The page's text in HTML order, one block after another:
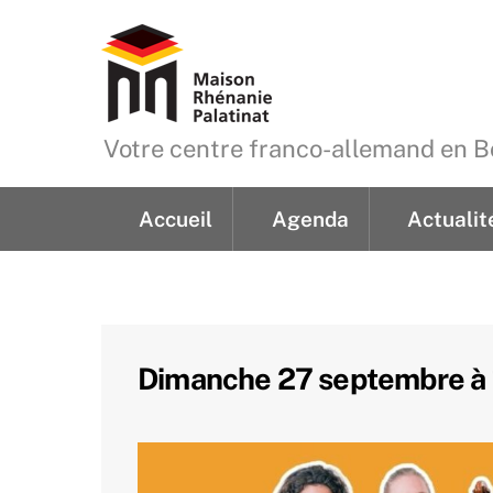
Votre centre franco-allemand en
Accueil Agenda
Dimanche 27 septembre